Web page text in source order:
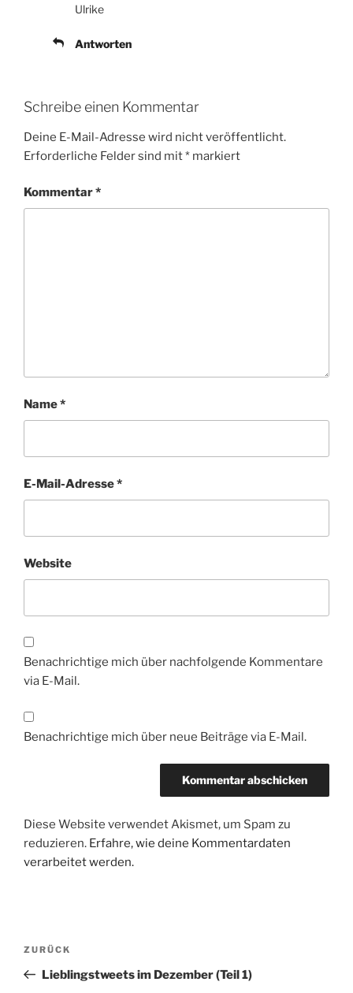
Ulrike
Antworten
Schreibe einen Kommentar
Deine E-Mail-Adresse wird nicht veröffentlicht.
Erforderliche Felder sind mit* markiert
Kommentar*
Name*
E-Mail-Adresse*
Website
Benachrichtige mich über nachfolgende Kommentare
via E-Mail.
Benachrichtige mich über neue Beiträge via E-Mail.
Diese Website verwendet Akismet, um Spam zu
reduzieren. Erfahre, wie deine Kommentardaten
verarbeitet werden.
Beitragsnavigation
Vorheriger
Beitrag
ZURÜCK
Lieblingstweets im Dezember (Teil 1)